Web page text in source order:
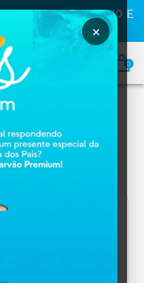
O CUPOMMAFRA10 E
0
×